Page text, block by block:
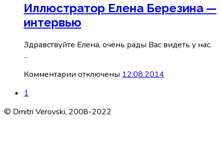
Иллюстратор Елена Березина —
интервью
Здравствуйте Елена, очень рады Вас видеть у нас.
...
Комментарии к
Елена
Березина
отключены 12.08.2014
1
© Dmitri Verovski, 2008-2022